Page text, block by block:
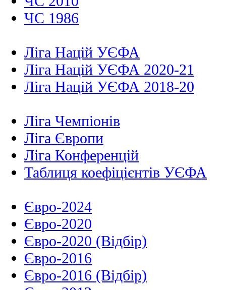
ЧС 1986
Ліга Націй УЄФА
Ліга Націй УЄФА 2020-21
Ліга Націй УЄФА 2018-20
Ліга Чемпіонів
Ліга Європи
Ліга Конференцій
Таблиця коефіцієнтів УЄФА
Євро-2024
Євро-2020
Євро-2020 (Відбір)
Євро-2016
Євро-2016 (Відбір)